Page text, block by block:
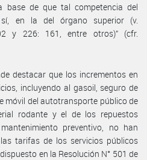
de que tal competencia del
en la del órgano superior (v.
y 226: 161, entre otros)” (cfr.
destacar que los incrementos en
incluyendo al gasoil, seguro de
móvil del autotransporte público de
rodante y el de los repuestos
preventivo, no han
tarifas de los servicios públicos
en la Resolución N° 501 de